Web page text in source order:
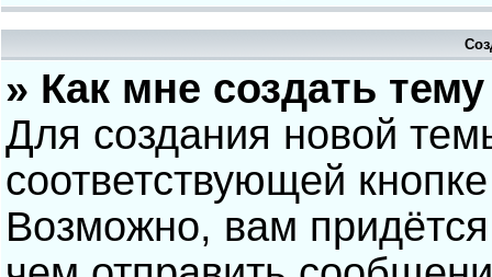
» Как мне создать
Для создания новой
соответствующей
Возможно, вам